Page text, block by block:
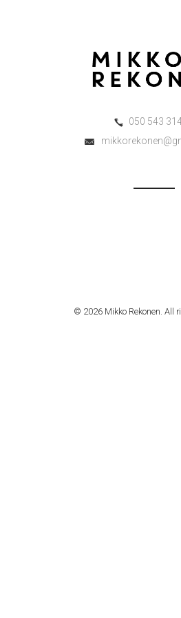
050 543
© 2026 Mikko Rekonen. All